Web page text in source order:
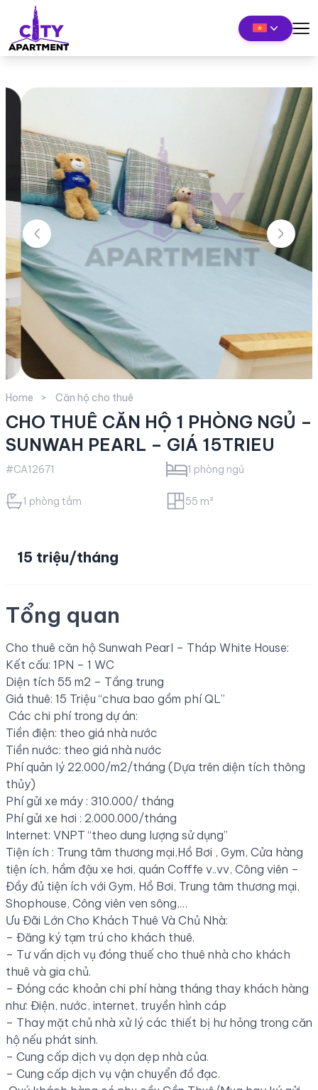
Home Căn hộ cho thuê
CHO THUÊ CĂN HỘ 1 PHÒNG NGỦ –
SUNWAH PEARL – GIÁ 15TRIEU
#CA12671 1 phòng ngủ
1 phòng tắm 55 m²
15 triệu/tháng
Tổng quan
Cho thuê căn hộ Sunwah Pearl – Tháp White House:
Kết cấu: 1PN – 1 WC
Diện tích 55 m2 – Tầng trung
Giá thuê: 15 Triệu “chưa bao gồm phí QL”
Các chi phí trong dự án:
Tiền điện: theo giá nhà nước
Tiền nước: theo giá nhà nước
Phí quản lý 22.000/m2/tháng (Dựa trên diện tích thông
thủy)
Phí gửi xe máy : 310.000/ tháng
Phí gửi xe hơi : 2.000.000/tháng
Internet: VNPT “theo dung lượng sử dụng”
Tiện ích : Trung tâm thương mại,Hồ Bơi , Gym, Cửa hàng
tiện ích, hầm đậu xe hơi, quán Cofffe v..vv, Công viên –
Đầy đủ tiện ích với Gym, Hồ Bơi, Trung tâm thương mại,
Shophouse, Công viên ven sông,…
Ưu Đãi Lớn Cho Khách Thuê Và Chủ Nhà:
– Đăng ký tạm trú cho khách thuê.
– Tư vấn dịch vụ đóng thuế cho thuê nhà cho khách
thuê và gia chủ.
– Đóng các khoản chi phí hàng tháng thay khách hàng
như: Điện, nước, internet, truyền hình cáp
– Thay mặt chủ nhà xử lý các thiết bị hư hỏng trong căn
hộ nếu phát sinh.
– Cung cấp dịch vụ dọn dẹp nhà của.
– Cung cấp dịch vụ vận chuyển đồ đạc.